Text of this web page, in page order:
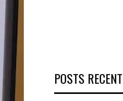
POSTS